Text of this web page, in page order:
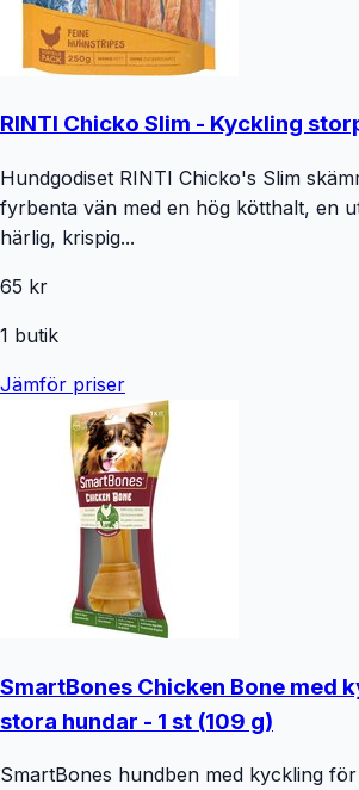
RINTI Chicko Slim - Kyckling
Hundgodiset RINTI Chicko's Slim
fyrbenta vän med en hög kötthalt, en
härlig, krispig...
65 kr
1 butik
Jämför priser
SmartBones Chicken Bone med
stora hundar - 1 st (109 g)
SmartBones hundben med kyckling